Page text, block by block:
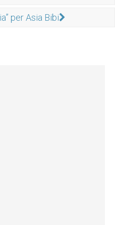
per Asia Bibi